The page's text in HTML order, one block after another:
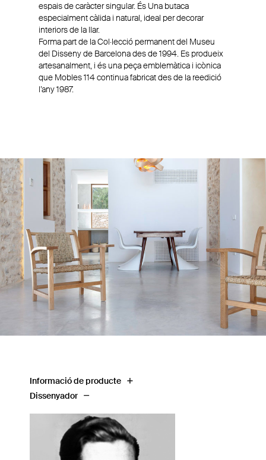
espais de caràcter singular. És Una butaca
especialment càlida i natural, ideal per decorar
interiors de la llar.
Forma part de la Col·lecció permanent del Museu
del Disseny de Barcelona des de 1994. Es produeix
artesanalment, i és una peça emblemàtica i icònica
que Mobles 114 continua fabricat des de la reedició
l’any 1987.
Informació de producte
Dissenyador